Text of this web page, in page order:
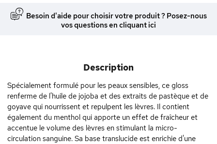
Besoin d'aide pour choisir votre produit ? Posez-nous
vos questions en cliquant ici
Description
Spécialement formulé pour les peaux sensibles, ce gloss
renferme de l'huile de jojoba et des extraits de pastèque et de
goyave qui nourrissent et repulpent les lèvres. Il contient
également du menthol qui apporte un effet de fraîcheur et
accentue le volume des lèvres en stimulant la micro-
circulation sanguine. Sa base translucide est enrichie d'une